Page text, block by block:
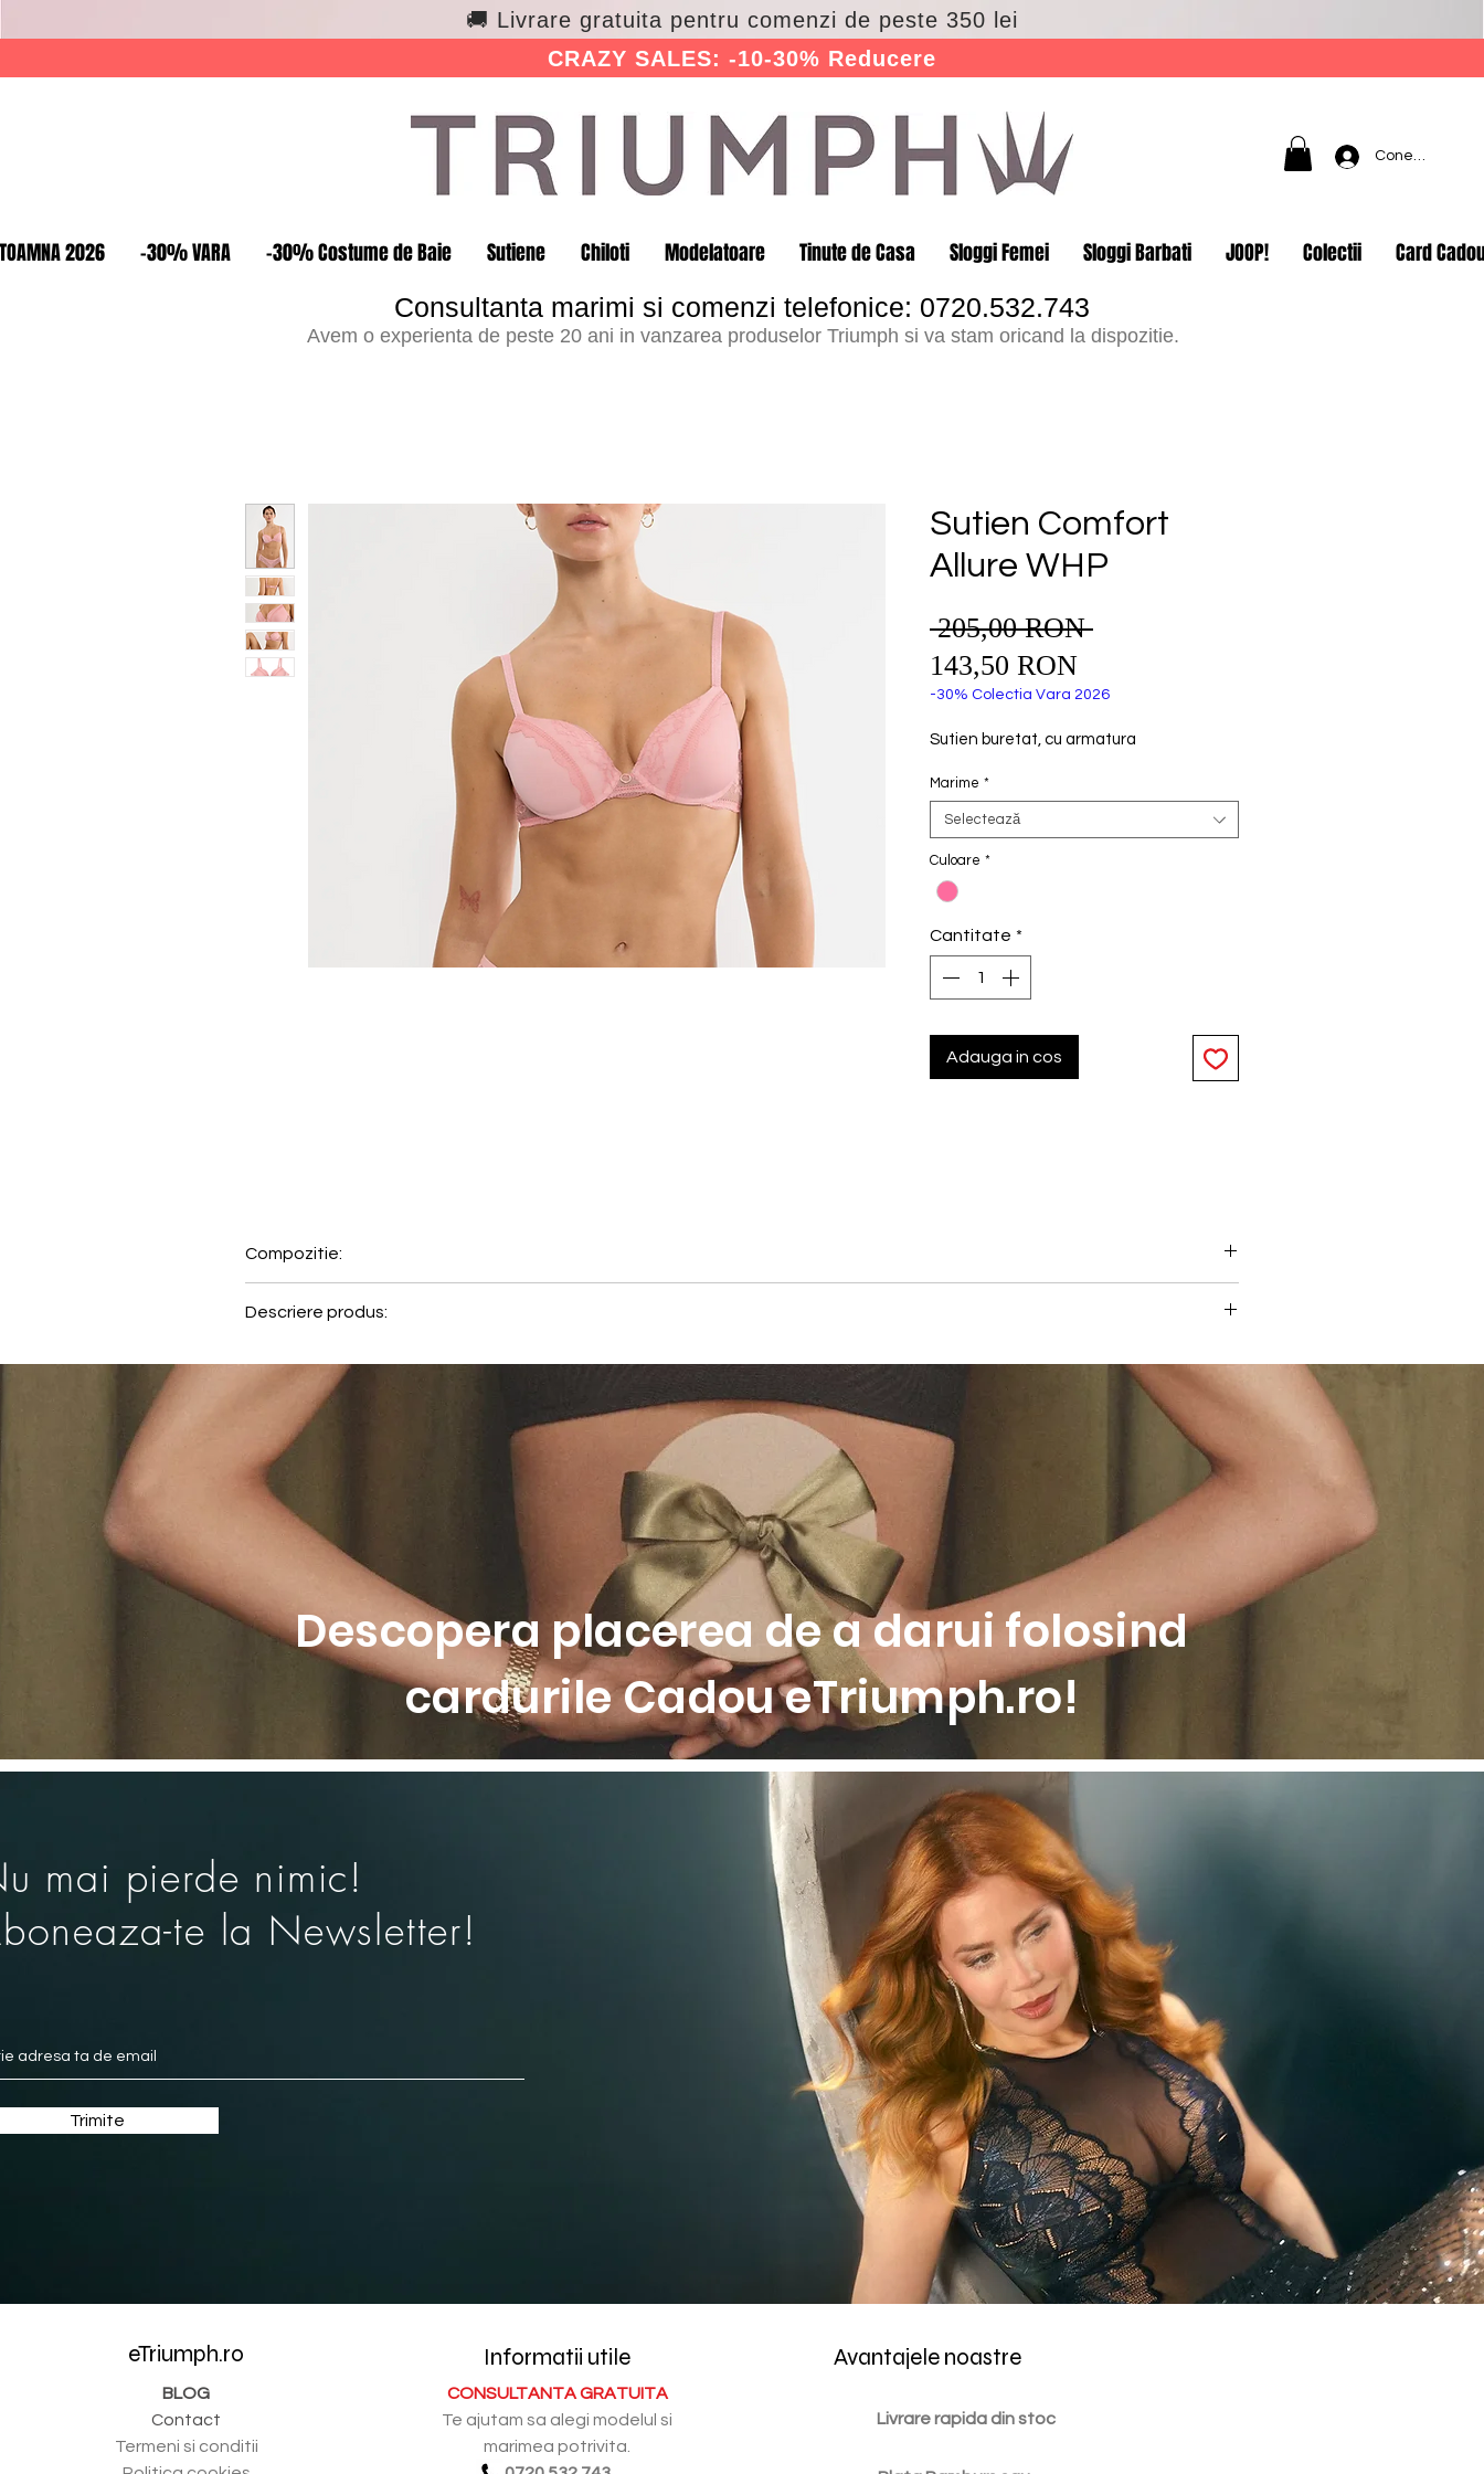
🚚 Livrare gratuita pentru comenzi de peste 350 lei
CRAZY SALES: -10-30% Reducere
Conectează-
TOAMNA 2026 -30% VARA -30% Costume de Baie Sutiene Chiloti Modelatoare Tinute de Casa Sloggi Femei Sloggi Barbati JOOP! Colectii Card
Consultanta marimi si comenzi telefonice: 0720.532.743
Avem o experienta de peste 20 ani in vanzarea produselor Triumph si va stam oricand la dispozitie.
Sutien Comfort
Allure WHP
205,00 RON Preț
143,50 RONPreț
redus
-30% Colectia Vara 2026
Sutien buretat, cu armatura
Marime *
Selectează
Culoare *
Cantitate *
Adauga in cos
Compozitie:
Descriere produs:
florala delicata cu margini fin ondulate. Detaliile contemporane precum bretelele decorative, inelele aurii si accentele tip
decupaj creeaza o estetica moderna si rafinata. Realizat din dantela certificata sustenabil.
Sutienul Comfort Allure cu sarma si semi-buret ofera acoperire medie si este conceput pentru purtare fara efort. Cupele
Spacer netede si invizibile permit circulatia aerului si ofera o senzatie usoara pe piele. Sirma speciala comfort wire asigura
sustinere excelenta pe tot parcursul zilei, fara a compromite confortul. Panoul din dantela la spate si detaliul cu inel dublu
auriu completeaza designul cu o nota sofisticata.
• Sutien cu sarma comfort wire pentru sustinere superioara si flexibilitate pe durata intregii zile
• Cupe Spacer netede si respirabile, completate de detalii delicate din dantela
• Dantela florala moale si elastica, in doua tonuri, cu finisaj subtil pentru un aspect elegant
• Detaliu distinctiv tip decupaj cu inel auriu in partea centrala
• Bretele decorate pentru un finisaj feminin si rafinat
Descopera placerea de a darui folosind
cardurile Cadou eTriumph.ro!
mai pierde nimic!
te la Newsletter!
Trimite
eTriumph.ro
BLOG
Contact
Termeni si conditii
Informatii utile
CONSULTANTA GRATUITA
Te ajutam sa alegi modelul si
marimea potrivita.
Avantajele noastre
Livrare rapida din stoc